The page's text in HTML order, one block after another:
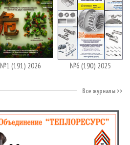
№1 (191) 2026 №6 (190) 2025
Все журналы